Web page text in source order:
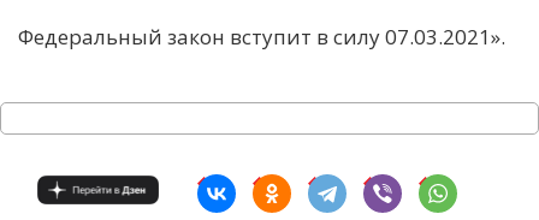
Федеральный закон вступит в силу 07.03.2021».